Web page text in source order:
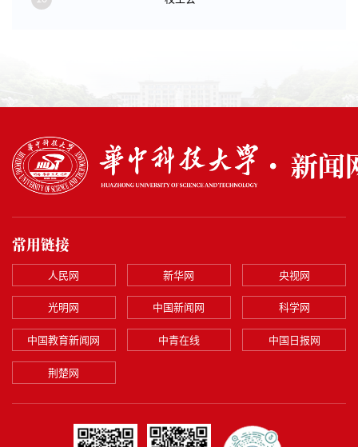
常用链接
人民网 新华网 央视网
光明网 中国新闻网 科学网
中国教育新闻网 中青在线 中国日报网
荆楚网